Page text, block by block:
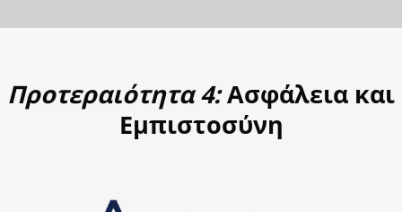
Προτεραιότητα 4:Ασφάλεια και
Εμπιστοσύνη